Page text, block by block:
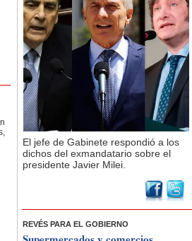
El jefe de Gabinete respondió a los
dichos del exmandatario sobre el
presidente Javier Milei.
REVÉS PARA EL GOBIERNO